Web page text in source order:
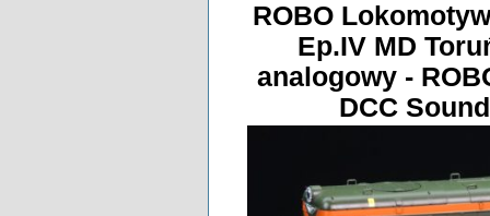
ROBO
Ep.IV MD
analogowy -
DCC